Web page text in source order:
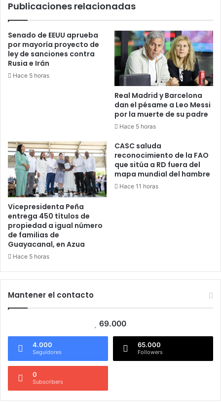
Publicaciones relacionadas
Senado de EEUU aprueba
por mayoría proyecto de
ley de sanciones contra
Rusia e Irán
Hace 5 horas
Real Madrid y Barcelona
dan el pésame a Leo Messi
por la muerte de su padre
Hace 5 horas
Vicepresidenta Peña
entrega 450 títulos de
propiedad a igual número
de familias de
Guayacanal, en Azua
Hace 5 horas
CASC saluda
reconocimiento de la FAO
que sitúa a RD fuera del
mapa mundial del hambre
Hace 11 horas
Mantener el contacto
69.000
4.000
Seguidores
65.000
Followers
0
Subscribers